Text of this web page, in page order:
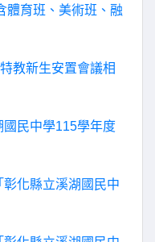
體育班、美術班、融
教新生安置會議相
國民中學115學年度
彰化縣立溪湖國民中